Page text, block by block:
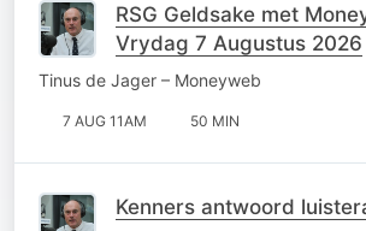
RSG Geldsake met
Vrydag 7 Augustus 2026
Tinus de Jager – Moneyweb
7 AUG 11AM 50 MIN
Kenners antwoord